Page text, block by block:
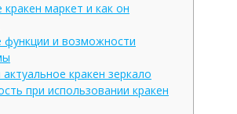
кракен маркет и как он
и возможности
кракен зеркало
при использовании кракен